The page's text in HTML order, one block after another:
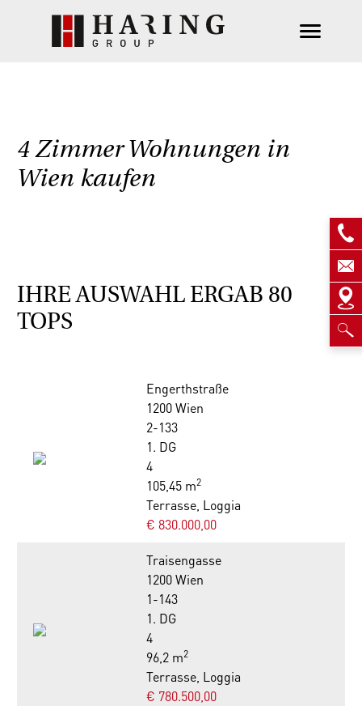
4 Zimmer Wohnungen in
Wien kaufen
IHRE AUSWAHL ERGAB 80
TOPS
Engerthstraße
1200 Wien
2-133
1. DG
4
105,45 m2
Terrasse, Loggia
€ 830.000,00
Traisengasse
1200 Wien
1-143
1. DG
4
96,2 m2
Terrasse, Loggia
€ 780.500,00